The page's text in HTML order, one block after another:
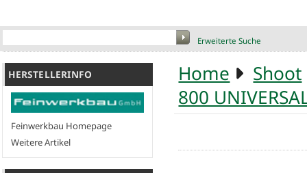
Erweiterte Suche
HERSTELLERINFO
Feinwerkbau Homepage
Weitere Artikel
Home
Shoot
800